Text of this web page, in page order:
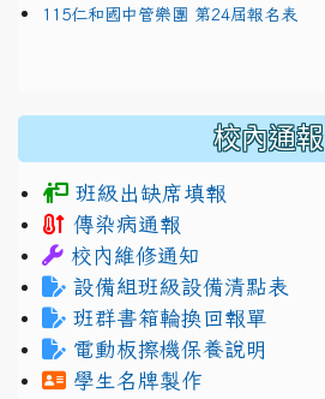
115仁和國中管樂團 第24屆報名表
校內通報
班級出缺席填報
傳染病通報
校內維修通知
設備組班級設備清點表
班群書箱輪換回報單
電動板擦機保養說明
學生名牌製作